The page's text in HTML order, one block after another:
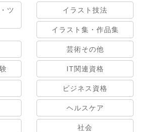
ツ
イラスト技法
イラスト集・作品集
芸術その他
IT関連資格
ビジネス資格
ヘルスケア
社会